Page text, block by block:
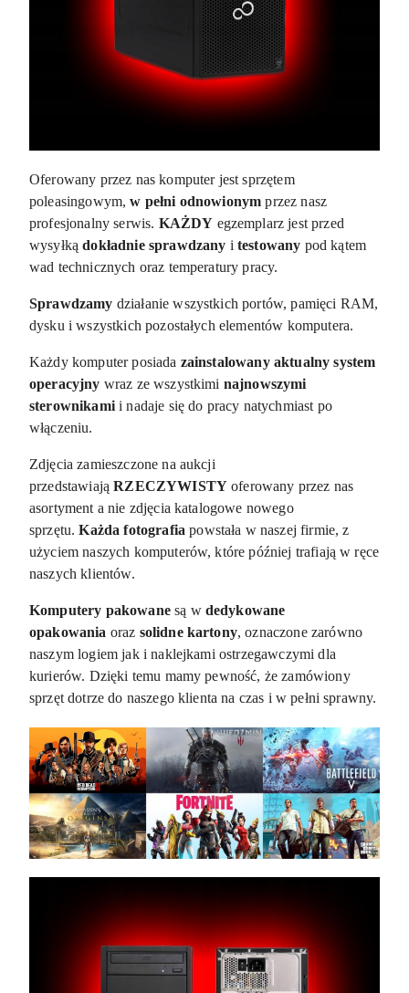
Oferowany przez nas komputer jest sprzętem
poleasingowym,w pełni odnowionym przez nasz
profesjonalny serwis. KAŻDY egzemplarz jest przed
wysyłkądokładnie sprawdzany i testowany pod kątem
wad technicznych oraz temperatury pracy.
Sprawdzamy działanie wszystkich portów, pamięci RAM,
dysku i wszystkich pozostałych elementów komputera.
Każdy komputer posiada zainstalowany aktualny system
operacyjny wraz ze wszystkimi najnowszymi
sterownikamii nadaje się do pracy natychmiast po
włączeniu.
Zdjęcia zamieszczone na aukcji
przedstawiająRZECZYWISTY oferowany przez nas
asortyment a nie zdjęcia katalogowe nowego
sprzętu.Każda fotografiapowstała w naszej firmie, z
użyciem naszych komputerów, które później trafiają w ręce
naszych klientów.
Komputery pakowanesą w dedykowane
opakowania oraz solidne kartony, oznaczone zarówno
naszym logiem jak i naklejkami ostrzegawczymi dla
kurierów. Dzięki temu mamy pewność, że zamówiony
sprzęt dotrze do naszego klienta na czas i w pełni sprawny.